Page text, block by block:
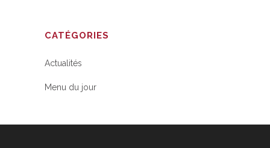
CATÉGORIES
Actualités
Menu du jour